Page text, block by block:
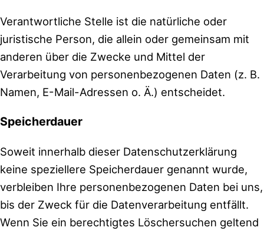
Verantwortliche Stelle ist die natürliche oder
juristische Person, die allein oder gemeinsam mit
anderen über die Zwecke und Mittel der
Verarbeitung von personenbezogenen Daten (z. B.
Namen, E-Mail-Adressen o. Ä.) entscheidet.
Speicherdauer
Soweit innerhalb dieser Datenschutzerklärung
keine speziellere Speicherdauer genannt wurde,
verbleiben Ihre personenbezogenen Daten bei uns,
bis der Zweck für die Datenverarbeitung entfällt.
Wenn Sie ein berechtigtes Löschersuchen geltend